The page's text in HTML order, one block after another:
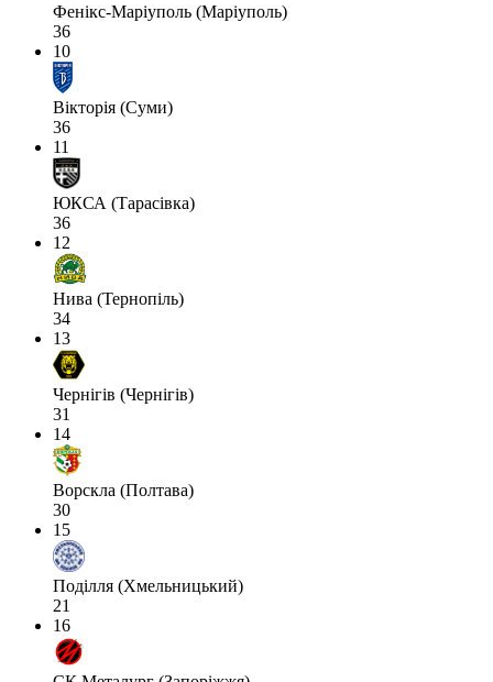
Фенікс-Маріуполь (Маріуполь)
36
10
Вікторія (Суми)
36
11
ЮКСА (Тарасівка)
36
12
Нива (Тернопіль)
34
13
Чернігів (Чернігів)
31
14
Ворскла (Полтава)
30
15
Поділля (Хмельницький)
21
16